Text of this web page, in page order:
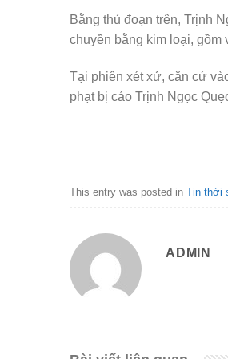
Bằng thủ đoạn trên, Trịnh
chuyền bằng kim loại, gồm
Tại phiên xét xử, căn cứ
phạt bị cáo Trịnh Ngọc
This entry was posted in Tin thời
ADMIN